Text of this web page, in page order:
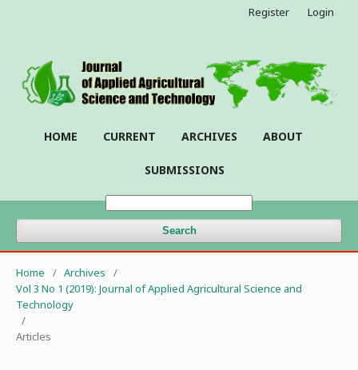
HOME CURRENT ARCHIVES ABOUT
SUBMISSIONS
Search
Register Login
Home / Archives
/
Vol 3 No 1 (2019): Journal of Applied Agricultural Science and
Technology
/
Articles